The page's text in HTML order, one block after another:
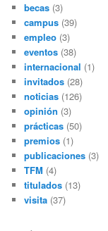
becas (3)
campus (39)
empleo (3)
eventos (38)
internacional (1)
invitados (28)
noticias (126)
opinión (3)
prácticas (50)
premios (1)
publicaciones (3)
TFM (4)
titulados (13)
visita (37)